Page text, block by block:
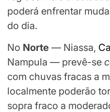
poderá enfrentar
do dia.
No Norte — Niassa,
Nampula — prevê-se
com chuvas fracas a
localmente poderão
sopra fraco a